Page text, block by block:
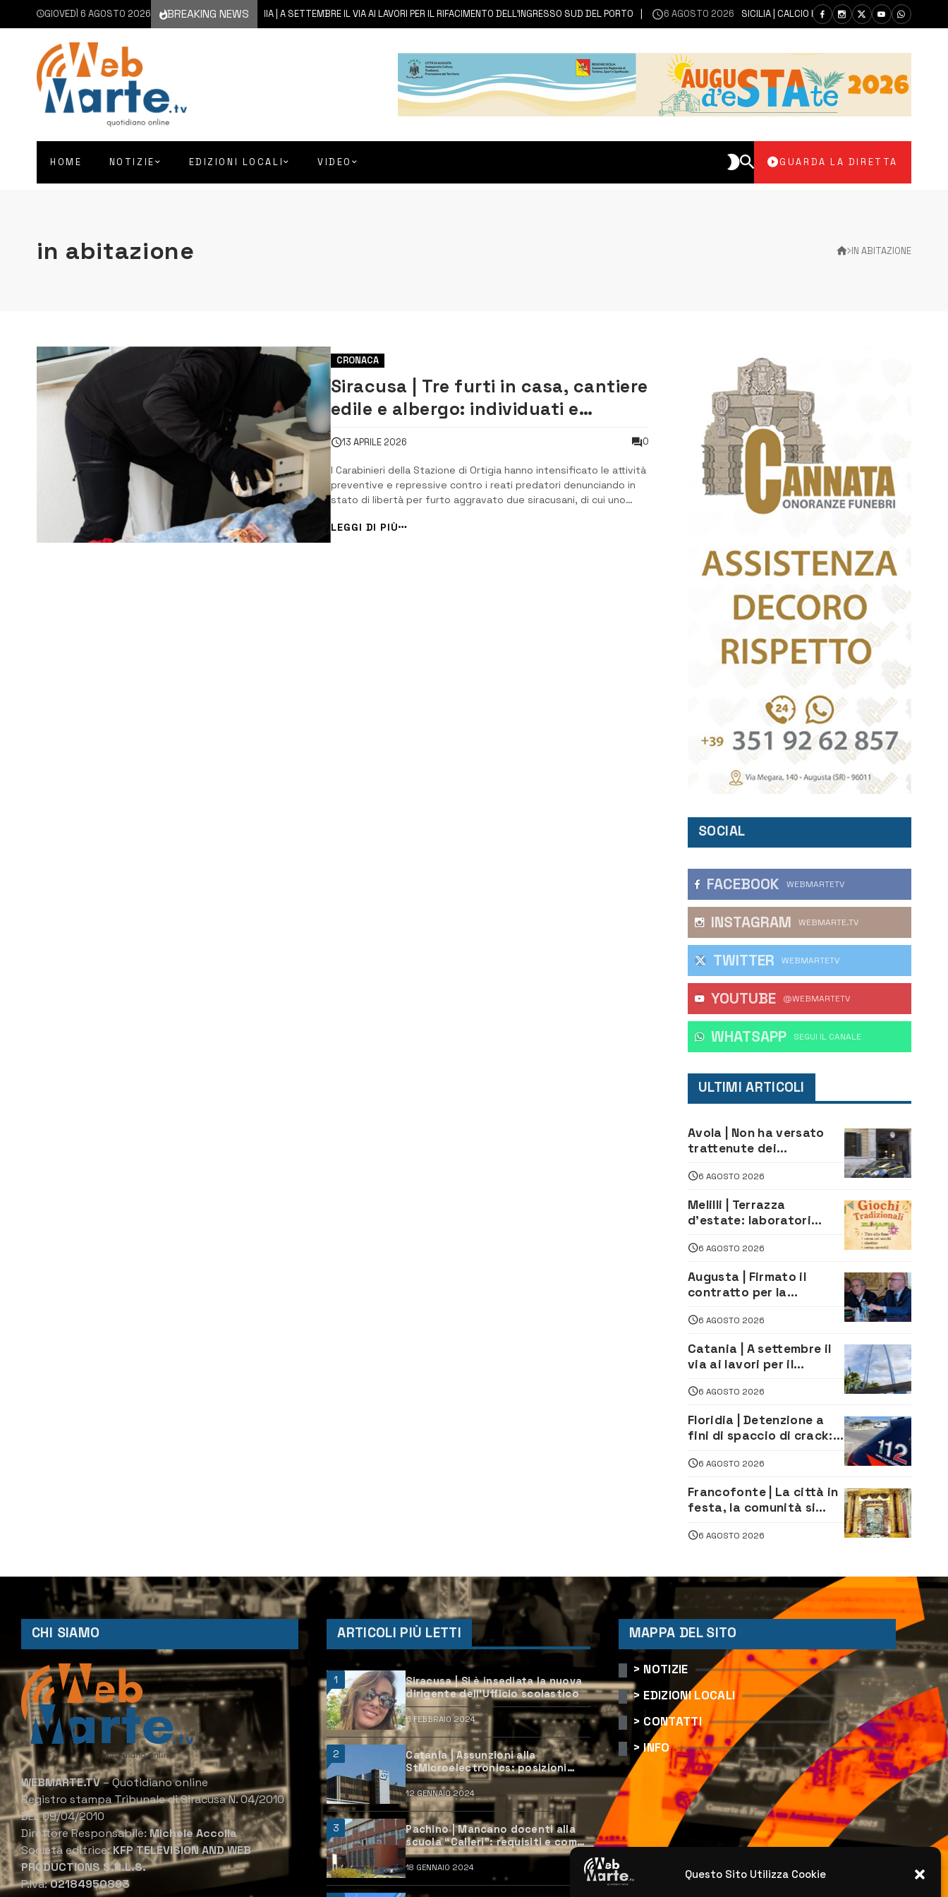
Questo Sito Utilizza Cookie
GIOVEDÌ 6 AGOSTO 2026 BREAKING NEWS
6 AGOSTO 2026 CATANIA | A SETTEMBRE IL VIA AI LAVORI PER IL RIFACIMENTO DELL’INGRESSO SUD DEL PORTO 6 AGOSTO 2026 SICILIA | CALCIO ECCELLENZA, COPPA ITALIA: IL 30
HOME NOTIZIE EDIZIONI LOCALI VIDEO GUARDA LA DIRETTA
IN ABITAZIONE
in abitazione
CRONACA
Siracusa | Tre furti in casa, cantiere
edile e albergo: individuati e
denunciati due ladri
13 APRILE 2026 0
I Carabinieri della Stazione di Ortigia hanno intensificato le attività
preventive e repressive contro i reati predatori denunciando in
stato di libertà per furto aggravato due siracusani, di cui uno
fornite da alcuni cittadini e dei video estrapolati dai sistemi di
videosor...
LEGGI DI PIÙ
SOCIAL
FACEBOOK WEBMARTETV
INSTAGRAM WEBMARTE.TV
TWITTER WEBMARTETV
YOUTUBE @WEBMARTETV
WHATSAPP ‎SEGUI IL CANALE
ULTIMI ARTICOLI
Avola | Non ha versato
trattenute dei
oltre 700 mila euro a
imprenditore della
climatizzazione
6 AGOSTO 2026
Melilli | Terrazza
d’estate: laboratori
styling e giochi
tradizionali di Zuimama,
ecco come iscriversi
6 AGOSTO 2026
Augusta | Firmato il
contratto per la
depuratore delle acque
6 AGOSTO 2026
Catania | A settembre il
via ai lavori per il
sud del porto
6 AGOSTO 2026
Floridia | Detenzione a
fini di spaccio di crack:
6 AGOSTO 2026
Francofonte | La città in
festa, la comunità si
della Neve tra fede e
6 AGOSTO 2026
CHI SIAMO
WEBMARTE.TV– Quotidiano online
Registro stampa Tribunale di Siracusa N. 04/2010
DEL 09/04/2010
Direttore Responsabile:Michele Accolla
Società editrice:KFP TELEVISION AND WEB
PRODUCTIONS S.R.L.S.
P.Iva:02184950893
ARTICOLI PIÙ LETTI
1
Siracusa | Si è insediata la nuova
dirigente dell’Ufficio scolastico
6 FEBBRAIO 2024
2
Catania | Assunzioni alla
StMicroelectronics: posizioni
aperte e come candidarsi
12 GENNAIO 2024
3
Pachino | Mancano docenti alla
scuola “Calleri”: requisiti e come
candidarsi
18 GENNAIO 2024
MAPPA DEL SITO
> NOTIZIE
> EDIZIONI LOCALI
> CONTATTI
> INFO